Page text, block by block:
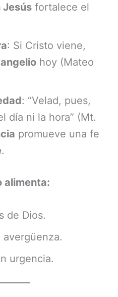
Jesús fortalece el
: Si Cristo viene,
hoy (Mateo
: “Velad, pues,
día ni la hora” (Mt.
promueve una fe
.
alimenta:
de Dios.
avergüenza.
urgencia.